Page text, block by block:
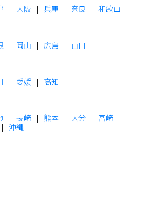
大阪 兵庫 奈良
和歌山
岡山 広島
山口
愛媛
高知
長崎 熊本 大分
宮崎
沖縄